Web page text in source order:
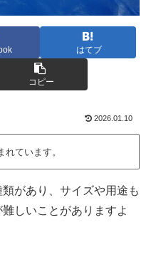
はてブ
コピー
2026.01.10
ています。
があり、サイズや用途も
しいことがありますよ